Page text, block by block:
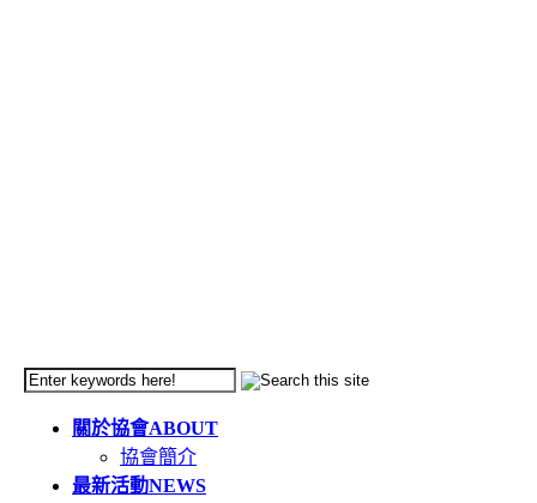
關於協會ABOUT
協會簡介
最新活動NEWS